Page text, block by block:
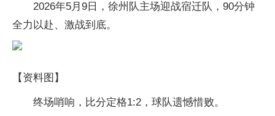
2026年5月9日，徐州队主场迎战宿迁队，90分钟
全力以赴、激战到底。
【资料图】
终场哨响，比分定格1:2，球队遗憾惜败。